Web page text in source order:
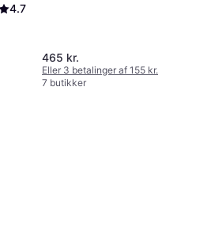
4.7
465 kr.
Eller 3 betalinger af 155 kr.
7 butikker